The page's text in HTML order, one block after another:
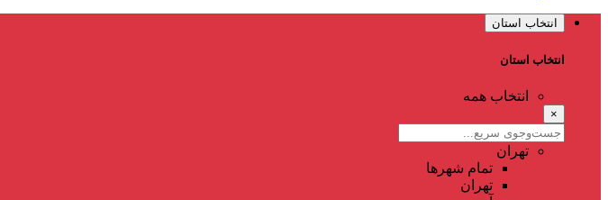
انتخاب استان
انتخاب استان
انتخاب همه
×
تهران
تمام شهر‌ها
تهران